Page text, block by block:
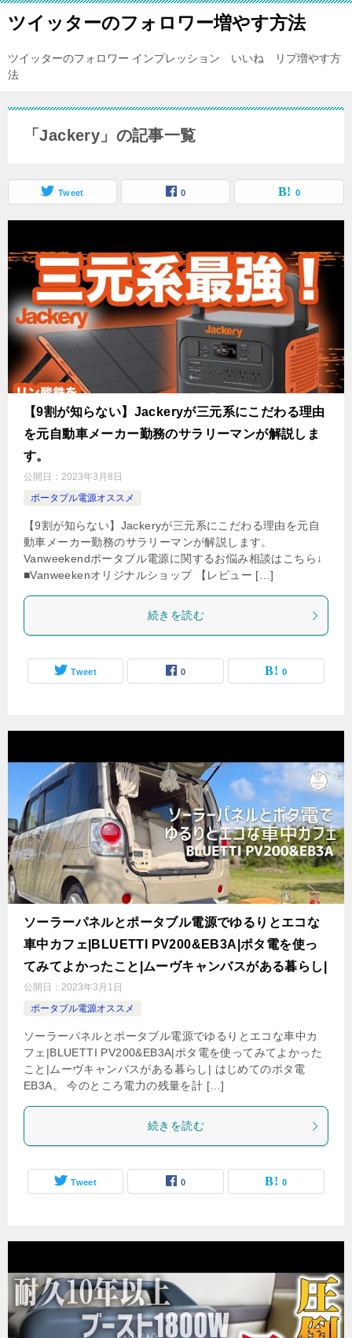
ツイッターのフォロワー増やす方法
ツイッターのフォロワー インプレッション いいね リプ増やす方
法
「Jackery」の記事一覧
Tweet 0 0
【9割が知らない】Jackeryが三元系にこだわる理由
を元自動車メーカー勤務のサラリーマンが解説しま
す。
公開日： 2023年3月8日
ポータブル電源オススメ
【9割が知らない】Jackeryが三元系にこだわる理由を元自
動車メーカー勤務のサラリーマンが解説します。
Vanweekendポータブル電源に関するお悩み相談はこちら↓
■Vanweekenオリジナルショップ 【レビュー […]
続きを読む
Tweet 0 0
ソーラーパネルとポータブル電源でゆるりとエコな
車中カフェ|BLUETTI PV200&EB3A|ポタ電を使っ
てみてよかったこと|ムーヴキャンバスがある暮らし|
公開日： 2023年3月1日
ポータブル電源オススメ
ソーラーパネルとポータブル電源でゆるりとエコな車中カ
フェ|BLUETTI PV200&EB3A|ポタ電を使ってみてよかった
こと|ムーヴキャンバスがある暮らし| はじめてのポタ電
EB3A。 今のところ電力の残量を計 […]
続きを読む
Tweet 0 0